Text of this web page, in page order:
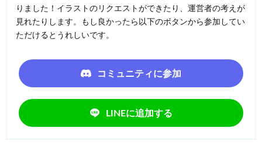
りました！イラストのリクエストができたり、運営者の考えが
見れたりします。もし良かったら以下のボタンから参加してい
ただけるとうれしいです。
コミュニティに参加
LINEに追加する